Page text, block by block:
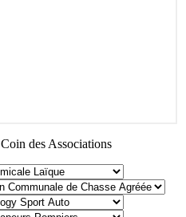
Coin des Associations